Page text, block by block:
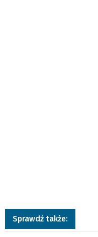
Sprawdź także: